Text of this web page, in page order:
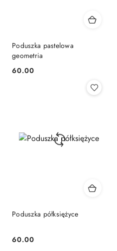
Poduszka pastelowa
geometria
Cena:
60.00
Poduszka półksiężyce
Cena:
60.00